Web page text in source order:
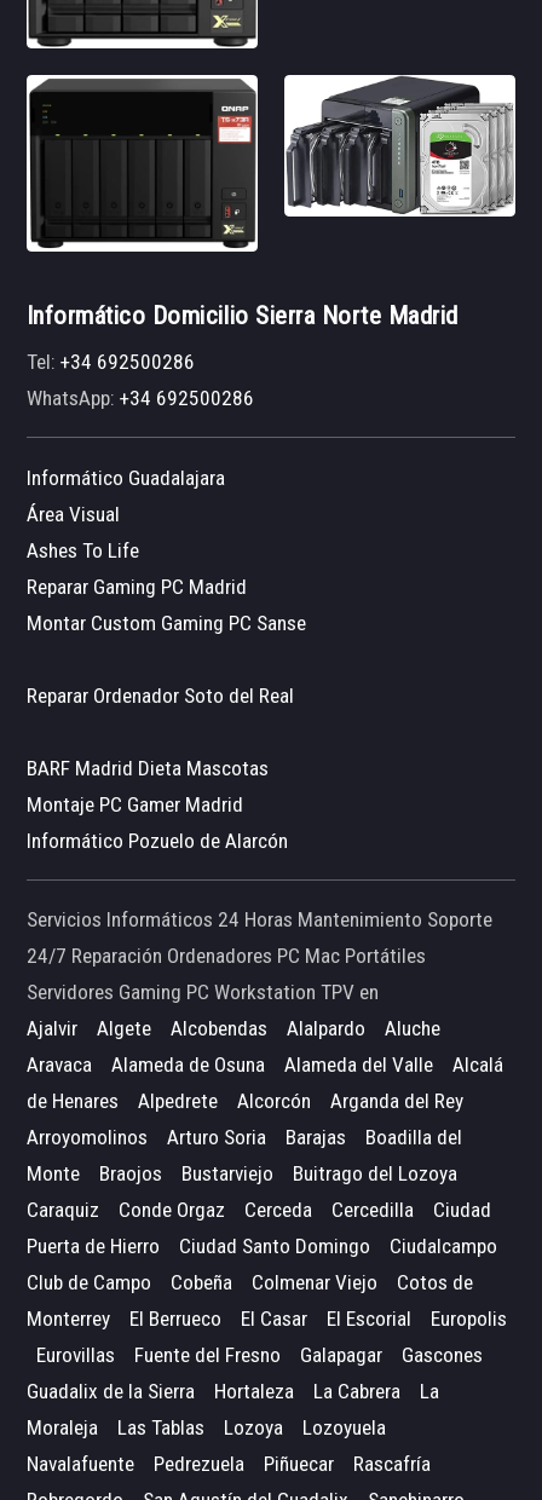
Informático Domicilio Sierra Norte Madrid
Tel:+34 692500286
WhatsApp:+34 692500286
Informático Guadalajara
Área Visual
Ashes To Life
Reparar Gaming PC Madrid
Montar Custom Gaming PC Sanse
Reparar Ordenador Soto del Real
BARF Madrid Dieta Mascotas
Montaje PC Gamer Madrid
Informático Pozuelo de Alarcón
Servicios Informáticos 24 Horas Mantenimiento Soporte
24/7 Reparación Ordenadores PC Mac Portátiles
Servidores Gaming PC Workstation TPV en
Ajalvir
Algete Alcobendas Alalpardo
Aluche
Aravaca
Alameda de Osuna Alameda del Valle
Alcalá
de Henares
Alpedrete Alcorcón
Arganda del Rey
Arroyomolinos
Arturo Soria Barajas
Boadilla del
Monte
Braojos Bustarviejo
Buitrago del Lozoya
Caraquiz
Conde Orgaz Cerceda Cercedilla
Ciudad
Puerta de Hierro
Ciudad Santo Domingo
Ciudalcampo
Club de Campo
Cobeña Colmenar Viejo
Cotos de
Monterrey
El Berrueco El Casar El Escorial
Europolis
Eurovillas
Fuente del Fresno Galapagar
Gascones
Guadalix de la Sierra
Hortaleza La Cabrera
La
Moraleja
Las Tablas Lozoya
Lozoyuela
Navalafuente
Pedrezuela Piñuecar
Rascafría